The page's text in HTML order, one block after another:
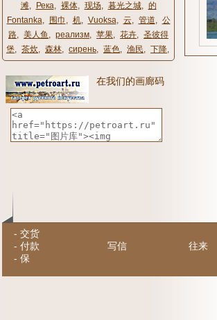
滩, Река, 裸体, 现场, 暮光之城, 的
Fontanka, 围巾 , 机, Vuoksa, 云, 管道, 公
路, 美人鱼 , реализм, 苹果, 花卉, 圣彼得
堡, 茶炊, 森林, сирень, 蓝色, 渔民, 下降,
在我们的画廊码
- 交货
- 付款
- 保
写信 往来